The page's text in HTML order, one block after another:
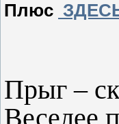
Плюс
Прыг –
Веселее